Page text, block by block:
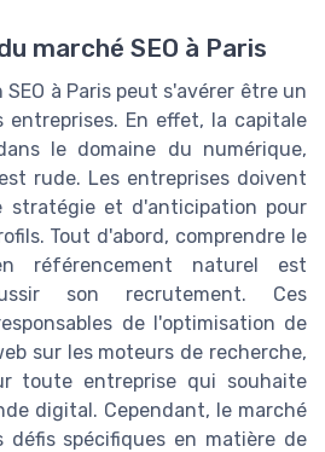
marché SEO à Paris
à Paris peut s'avérer être un
entreprises. En effet, la capitale
le domaine du numérique,
rude. Les entreprises doivent
stratégie et d'anticipation pour
Tout d'abord, comprendre le
référencement naturel est
son recrutement. Ces
de l'optimisation de
sur les moteurs de recherche,
toute entreprise qui souhaite
digital. Cependant, le marché
défis spécifiques en matière de